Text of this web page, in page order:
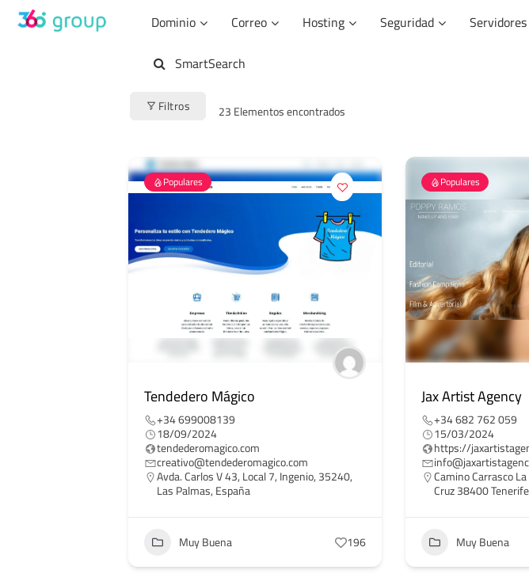
Saltar
Dominio Correo Hosting Seguridad Servidores
SmartSearch
Filtros 23Elementos encontrados
Populares
Tendedero Mágico
+34 699008139
18/09/2024
tendederomagico.com
creativo@tendederomagico.com
Avda. Carlos V 43, Local 7, Ingenio, 35240,
Las Palmas, España
Muy Buena 196
Populares
Jax Artist Agency
+34 682 762 059
15/03/2024
https://
Camino Carrasco
Cruz 38400 Tenerife
Muy Buena